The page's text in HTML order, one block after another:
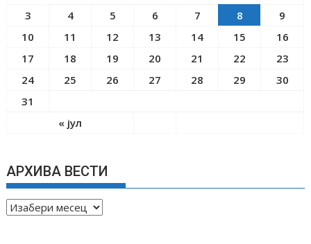
« јул
3
4 5 6 7 8
9
10
11 12 13 14 15
16
17
18 19 20 21 22
23
24
25 26 27 28 29
30
31
АРХИВА ВЕСТИ
А